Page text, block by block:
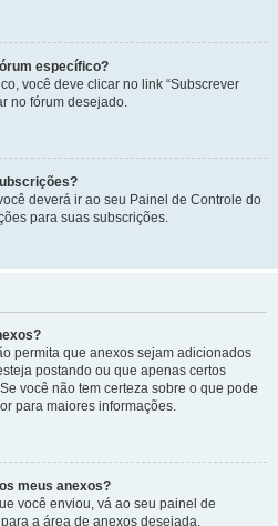
específico?
você deve clicar no link “Subscrever
no fórum desejado.
deverá ir ao seu Painel de Controle do
para suas subscrições.
permita que anexos sejam adicionados
postando ou que apenas certos
você não tem certeza sobre o que pode
para maiores informações.
meus anexos?
você enviou, vá ao seu painel de
a área de anexos desejada.